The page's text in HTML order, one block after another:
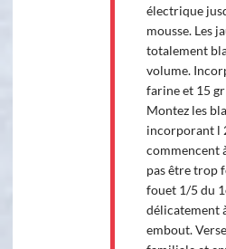
électrique
mousse. Les
totalement
volume.
farine et 15
Montez les
incorporant l
commencent
pas être trop
fouet 1/5 du
délicatement
embout.